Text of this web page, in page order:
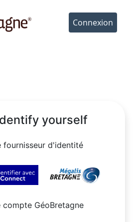
yourself
fournisseur d'identité
compte GéoBretagne